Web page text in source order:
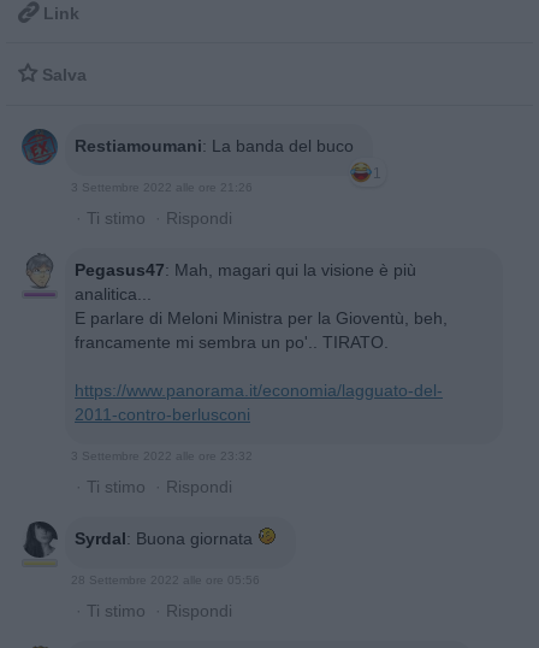
 Link
 Salva
Restiamoumani: La banda del buco
1
· Ti stimo · Rispondi
Pegasus47: Mah, magari qui la visione è più
analitica...
E parlare di Meloni Ministra per la Gioventù, beh,
francamente mi sembra un po'.. TIRATO.
https://www.panorama.it/economia/lagguato-del-
2011-contro-berlusconi
· Ti stimo · Rispondi
Syrdal: Buona giornata
· Ti stimo · Rispondi